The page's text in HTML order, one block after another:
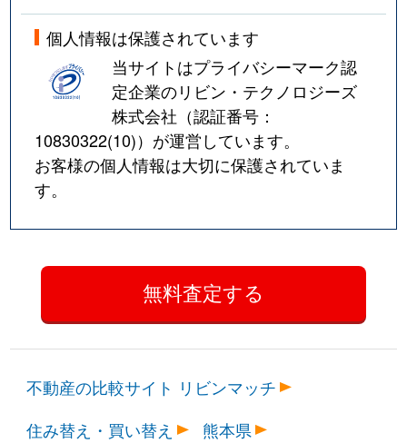
個人情報は保護されています
当サイトはプライバシーマーク認
定企業のリビン・テクノロジーズ
株式会社（認証番号：
10830322(10)）が運営しています。
お客様の個人情報は大切に保護されていま
す。
不動産の比較サイト リビンマッチ
住み替え・買い替え
熊本県